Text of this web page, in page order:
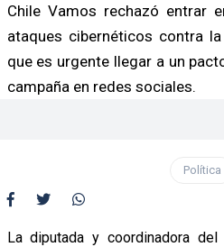
Chile Vamos rechazó entrar
ataques cibernéticos contra
que es urgente llegar a un
campaña en redes sociales.
Política
La diputada y coordinadora